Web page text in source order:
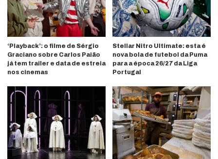
‘Playback’: o filme de Sérgio
Graciano sobre Carlos Paião
já tem trailer e data de estreia
nos cinemas
Stellar Nitro Ultimate: esta é
nova bola de futebol da Puma
para a época 26/27 da Liga
Portugal